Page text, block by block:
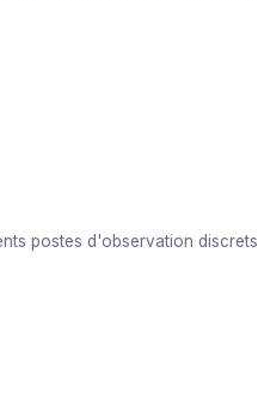
postes d'observation discrets